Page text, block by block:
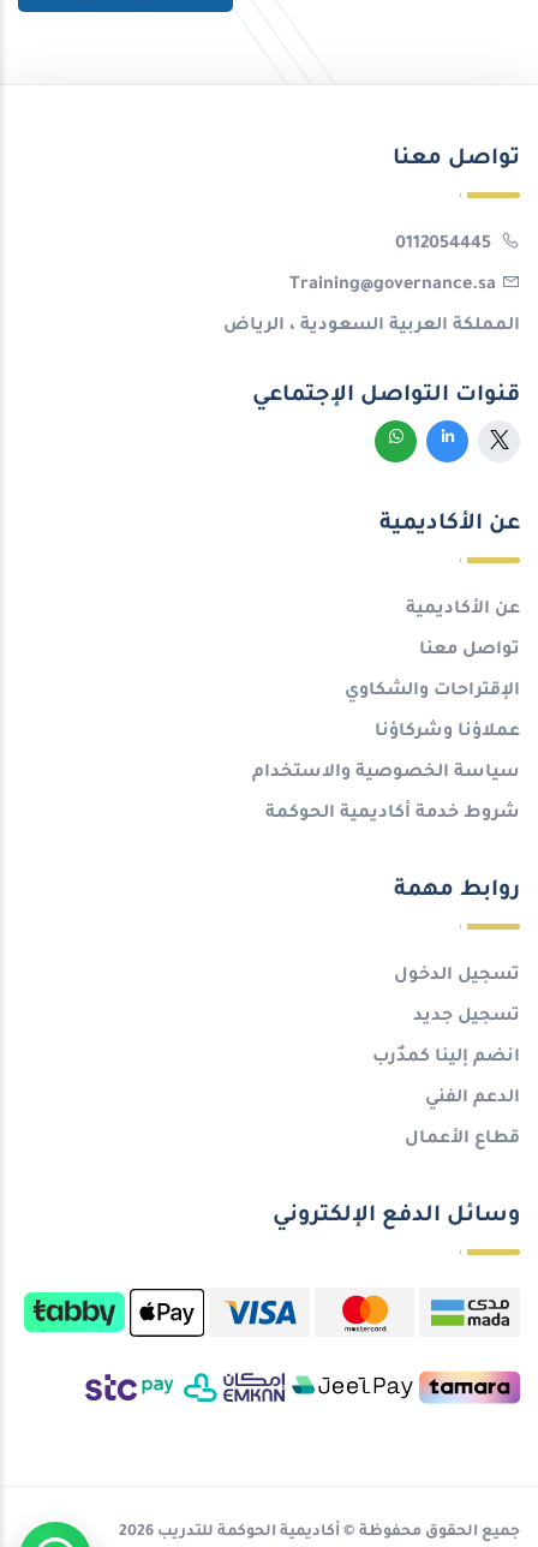
تواصل معنا
Training@governance.sa
المملكة العربية السعودية ، الرياض
قنوات التواصل الإجتماعي
عن الأكاديمية
عن الأكاديمية
تواصل معنا
الإقتراحات والشكاوي
عملاؤنا وشركاؤنا
سياسة الخصوصية والاستخدام
شروط خدمة أكاديمية الحوكمة
روابط مهمة
تسجيل الدخول
تسجيل جديد
انضم إلينا كمدٌرب
الدعم الفني
قطاع الأعمال
وسائل الدفع الإلكتروني
جميع الحقوق محفوظة © أكاديمية الحوكمة للتدريب 2026